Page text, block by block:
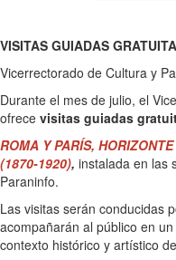
VISITAS GUIADAS
Vicerrectorado de Cultura y
Durante el mes de julio, el
ofrece visitas guiadas
ROMA Y PARÍS,
(1870-1920), instalada en las
Paraninfo.
Las visitas serán conducidas
acompañarán al público en
contexto histórico y artístico